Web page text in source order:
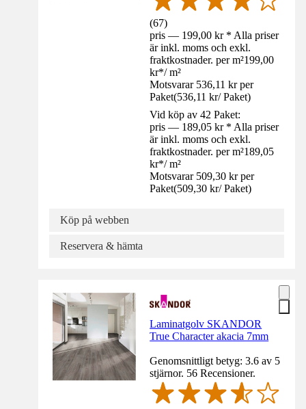
(67)
pris — 199,00 kr * Alla priser
är inkl. moms och exkl.
fraktkostnader. per m²199,00
kr*/ m²
Motsvarar 536,11 kr per
Paket(536,11 kr/ Paket)
Vid köp av 42 Paket:
pris — 189,05 kr * Alla priser
är inkl. moms och exkl.
fraktkostnader. per m²189,05
kr*/ m²
Motsvarar 509,30 kr per
Paket(509,30 kr/ Paket)
Köp på webben
Reservera & hämta
Laminatgolv SKANDOR
True Character akacia 7mm
Genomsnittligt betyg: 3.6 av 5
stjärnor. 56 Recensioner.